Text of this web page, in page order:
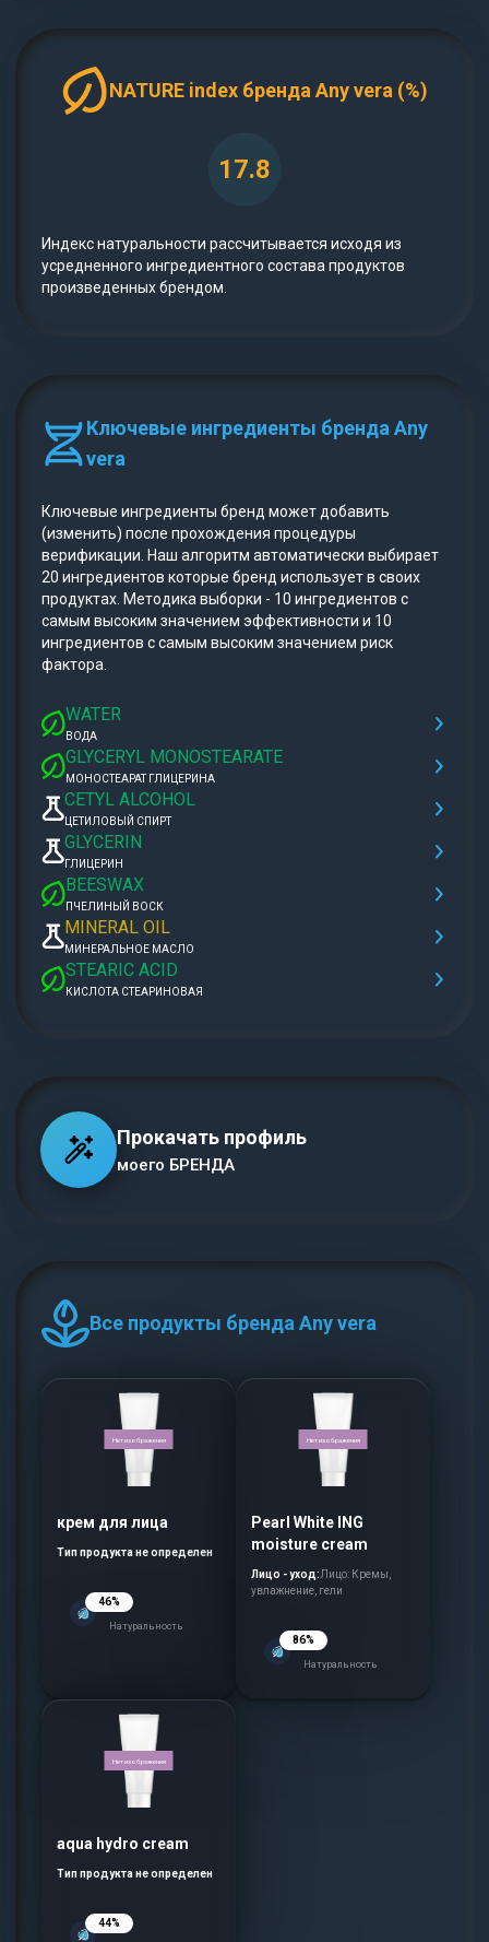
NATURE index бренда Any vera (%)
17.8
Индекс натуральности рассчитывается исходя из
усредненного ингредиентного состава продуктов
произведенных брендом.
Ключевые ингредиенты бренда Any
vera
Ключевые ингредиенты бренд может добавить
(изменить) после прохождения процедуры
верификации. Наш алгоритм автоматически выбирает
20 ингредиентов которые бренд использует в своих
продуктах. Методика выборки - 10 ингредиентов с
самым высоким значением эффективности и 10
ингредиентов с самым высоким значением риск
фактора.
WATER
ВОДА
GLYCERYL MONOSTEARATE
МОНОСТЕАРАТ ГЛИЦЕРИНА
CETYL ALCOHOL
ЦЕТИЛОВЫЙ СПИРТ
GLYCERIN
ГЛИЦЕРИН
BEESWAX
ПЧЕЛИНЫЙ ВОСК
MINERAL OIL
МИНЕРАЛЬНОЕ МАСЛО
STEARIC ACID
КИСЛОТА СТЕАРИНОВАЯ
Прокачать профиль
моего БРЕНДА
Все продукты бренда Any vera
Нет изображения
крем для лица
Тип продукта не определен
46%
Натуральность
Нет изображения
Pearl White ING
moisture cream
Лицо - уход:Лицо: Кремы,
увлажнение, гели
86%
Натуральность
Нет изображения
aqua hydro cream
Тип продукта не определен
44%